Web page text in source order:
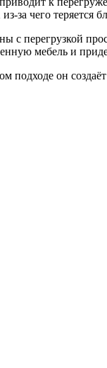
за чего теряется
с перегрузкой
мебель и
он